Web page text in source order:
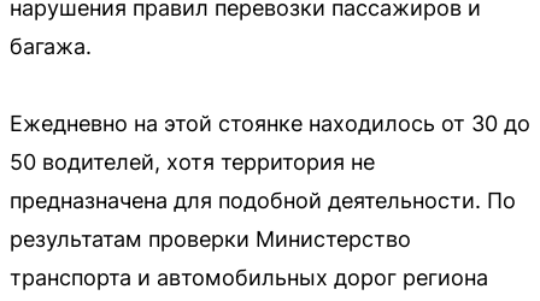
нарушения правил перевозки пассажиров и
багажа.
Ежедневно на этой стоянке находилось от 30 до
50 водителей, хотя территория не
предназначена для подобной деятельности. По
результатам проверки Министерство
транспорта и автомобильных дорог региона